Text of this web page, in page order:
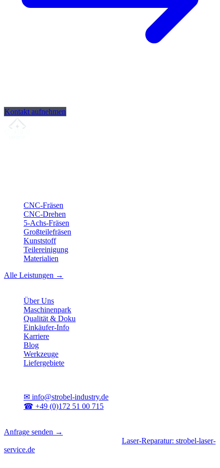
Kontakt aufnehmen
CNC-Fräsen
CNC-Drehen
5-Achs-Fräsen
Großteilefräsen
Kunststoff
Teilereinigung
Materialien
Alle Leistungen →
Über Uns
Maschinenpark
Qualität & Doku
Einkäufer-Info
Karriere
Blog
Werkzeuge
Liefergebiete
✉ info@strobel-industry.de
☎ +49 (0)172 51 00 715
Anfrage senden →
Laser-Reparatur: strobel-laser-
service.de